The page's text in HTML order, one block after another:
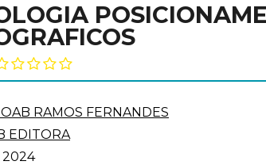
RAMOS FERNANDES
EDITORA
2024